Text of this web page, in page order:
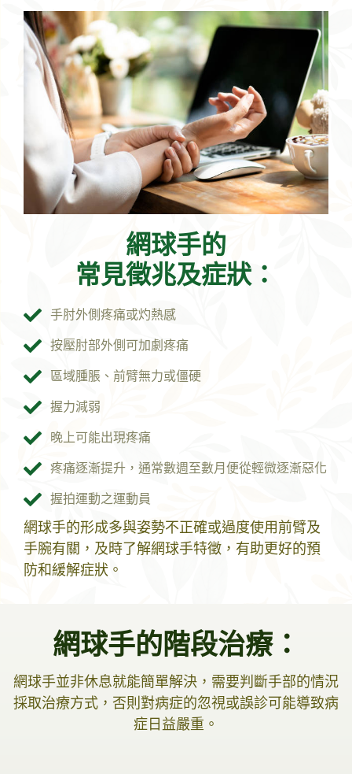
網球手的
常見徵兆及症狀：
手肘外側疼痛或灼熱感
按壓肘部外側可加劇疼痛
區域腫脹、前臂無力或僵硬
握力減弱
晚上可能出現疼痛
疼痛逐漸提升，通常數週至數月便從輕微逐漸惡化
握拍運動之運動員
網球手的形成多與姿勢不正確或過度使用前臂及
手腕有關，及時了解網球手特徵，有助更好的預
防和緩解症狀。
網球手的階段治療：
網球手並非休息就能簡單解決，需要判斷手部的情況
採取治療方式，否則對病症的忽視或誤診可能導致病
症日益嚴重。